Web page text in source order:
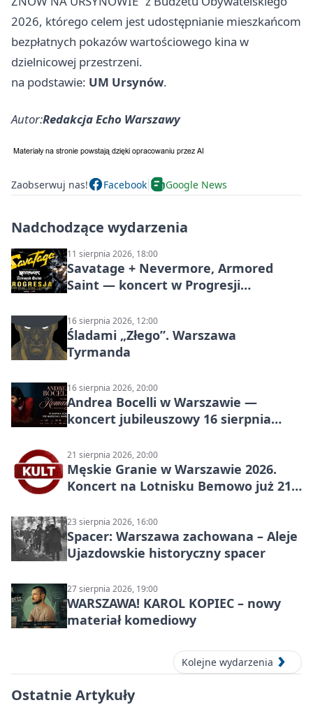
2026, którego celem jest udostępnianie mieszkańcom
bezpłatnych pokazów wartościowego kina w
dzielnicowej przestrzeni.
na podstawie: UM Ursynów.
Autor:Redakcja Echo Warszawy
Zaobserwuj nas! Facebook Google News
Nadchodzące wydarzenia
11 sierpnia 2026, 18:00
Savatage + Nevermore, Armored
Saint — koncert w Progresji
16 sierpnia 2026, 12:00
Śladami „Złego”. Warszawa
Tyrmanda
16 sierpnia 2026, 20:00
Andrea Bocelli w Warszawie —
koncert jubileuszowy 16 sierpnia
21 sierpnia 2026, 20:00
Męskie Granie w Warszawie 2026.
Koncert na Lotnisku Bemowo już 21
23 sierpnia 2026, 16:00
Spacer: Warszawa zachowana – Aleje
Ujazdowskie historyczny spacer
27 sierpnia 2026, 19:00
WARSZAWA! KAROL KOPIEC – nowy
materiał komediowy
Kolejne wydarzenia
Ostatnie Artykuły